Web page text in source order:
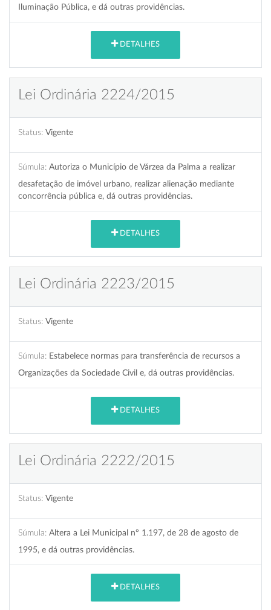
Iluminação Pública, e dá outras providências.
DETALHES
Lei Ordinária 2224/2015
Status: Vigente
Súmula: Autoriza o Município de Várzea da Palma a realizar
desafetação de imóvel urbano, realizar alienação mediante
concorrência pública e, dá outras providências.
DETALHES
Lei Ordinária 2223/2015
Status: Vigente
Súmula: Estabelece normas para transferência de recursos a
Organizações da Sociedade Civil e, dá outras providências.
DETALHES
Lei Ordinária 2222/2015
Status: Vigente
Súmula: Altera a Lei Municipal nº 1.197, de 28 de agosto de
1995, e dá outras providências.
DETALHES